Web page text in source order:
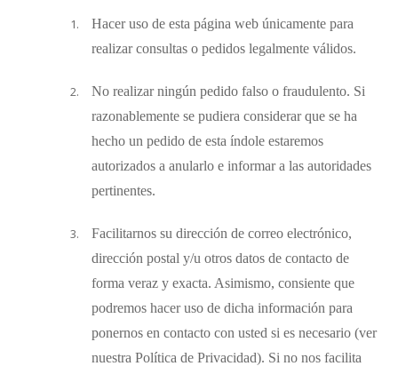
Hacer uso de esta página web únicamente para
realizar consultas o pedidos legalmente válidos.
No realizar ningún pedido falso o fraudulento. Si
razonablemente se pudiera considerar que se ha
hecho un pedido de esta índole estaremos
autorizados a anularlo e informar a las autoridades
pertinentes.
Facilitarnos su dirección de correo electrónico,
dirección postal y/u otros datos de contacto de
forma veraz y exacta. Asimismo, consiente que
podremos hacer uso de dicha información para
ponernos en contacto con usted si es necesario (ver
nuestra Política de Privacidad). Si no nos facilita